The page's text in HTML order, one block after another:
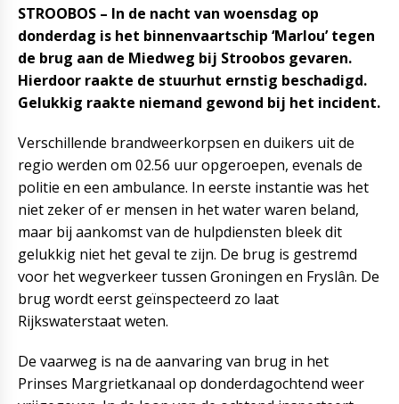
STROOBOS – In de nacht van woensdag op
donderdag is het binnenvaartschip ‘Marlou’ tegen
de brug aan de Miedweg bij Stroobos gevaren.
Hierdoor raakte de stuurhut ernstig beschadigd.
Gelukkig raakte niemand gewond bij het incident.
Verschillende brandweerkorpsen en duikers uit de
regio werden om 02.56 uur opgeroepen, evenals de
politie en een ambulance. In eerste instantie was het
niet zeker of er mensen in het water waren beland,
maar bij aankomst van de hulpdiensten bleek dit
gelukkig niet het geval te zijn. De brug is gestremd
voor het wegverkeer tussen Groningen en Fryslân. De
brug wordt eerst geïnspecteerd zo laat
Rijkswaterstaat weten.
De vaarweg is na de aanvaring van brug in het
Prinses Margrietkanaal op donderdagochtend weer